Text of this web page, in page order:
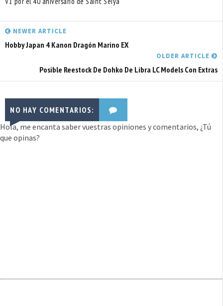
NEWER ARTICLE
Hobby Japan 4 Kanon Dragón Marino EX
OLDER ARTICLE
Posible Reestock De Dohko De Libra LC Models Con Extras
NO HAY COMENTARIOS:
Hola, me encanta saber vuestras opiniones y comentarios, ¿Tú
que opinas?